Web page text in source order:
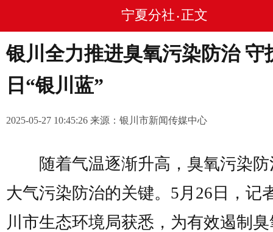
宁夏分社 • 正文
银川全力推进臭氧污染防治 守
日“银川蓝”
2025-05-27 10:45:26 来源：银川市新闻传媒中心
随着气温逐渐升高，臭氧污染防
大气污染防治的关键。5月26日，记
川市生态环境局获悉，为有效遏制